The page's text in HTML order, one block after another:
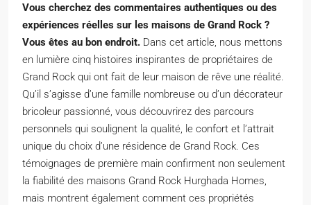
Vous cherchez des commentaires authentiques ou des
expériences réelles sur les maisons de Grand Rock ?
Vous êtes au bon endroit. Dans cet article, nous mettons
en lumière cinq histoires inspirantes de propriétaires de
Grand Rock qui ont fait de leur maison de rêve une réalité.
Qu’il s’agisse d’une famille nombreuse ou d’un décorateur
bricoleur passionné, vous découvrirez des parcours
personnels qui soulignent la qualité, le confort et l’attrait
unique du choix d’une résidence de Grand Rock. Ces
témoignages de première main confirment non seulement
la fiabilité des maisons Grand Rock Hurghada Homes,
mais montrent également comment ces propriétés